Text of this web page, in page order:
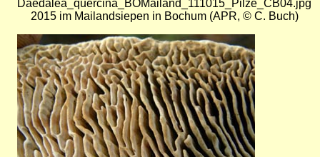
2015 im Mailandsiepen in Bochum (APR, © C. Buch)
Bild